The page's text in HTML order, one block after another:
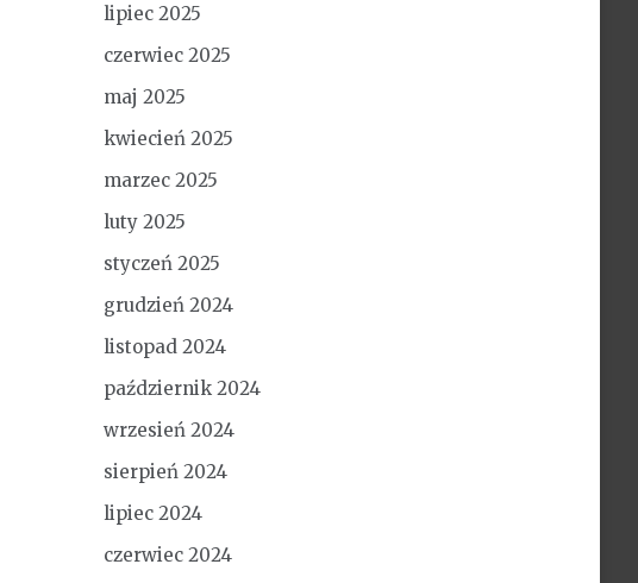
lipiec 2025
czerwiec 2025
maj 2025
kwiecień 2025
marzec 2025
luty 2025
styczeń 2025
grudzień 2024
listopad 2024
październik 2024
wrzesień 2024
sierpień 2024
lipiec 2024
czerwiec 2024